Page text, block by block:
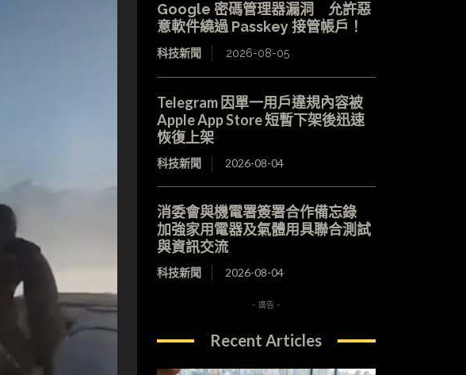
Google 密碼管理器漏洞 允許惡
意軟件繞過 Passkey 接管帳戶！
科技新聞 2026-08-05
Telegram 因單一用戶違規內容被
Apple App Store 短暫下架後迅速
恢復上架
科技新聞 2026-08-04
消委會與機電署簽署合作備忘錄
加強家用電器及氣體用具聯合測試
與資訊交流
科技新聞 2026-08-04
- 廣告 -
Recent Articles